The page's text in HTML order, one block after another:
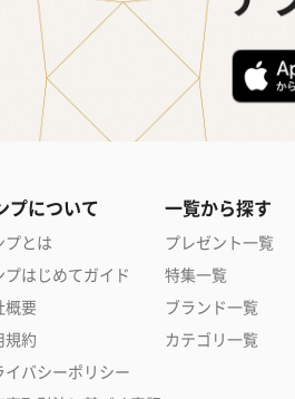
プについて
プとは
プはじめてガイド
概要
規約
イバシーポリシー
一覧から探す
プレゼント一覧
特集一覧
ブランド一覧
カテゴリ一覧